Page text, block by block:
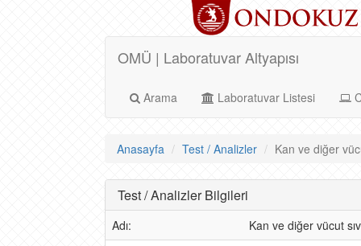
OMÜ | Laboratuvar Altyapısı
Arama Laboratuvar Listesi
Anasayfa Test / Analizler Kan ve diğer
Test / Analizler Bilgileri
Adı:
Kan ve diğer vücut